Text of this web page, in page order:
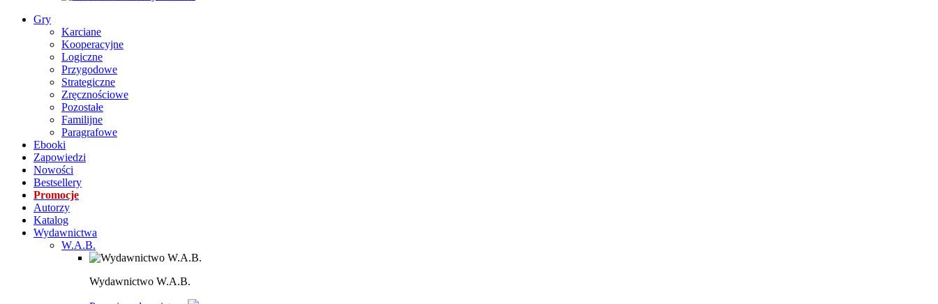
Gry
Karciane
Kooperacyjne
Logiczne
Przygodowe
Strategiczne
Zręcznościowe
Pozostałe
Familijne
Paragrafowe
Ebooki
Zapowiedzi
Nowości
Bestsellery
Promocje
Autorzy
Katalog
Wydawnictwa
W.A.B.
Wydawnictwo W.A.B.